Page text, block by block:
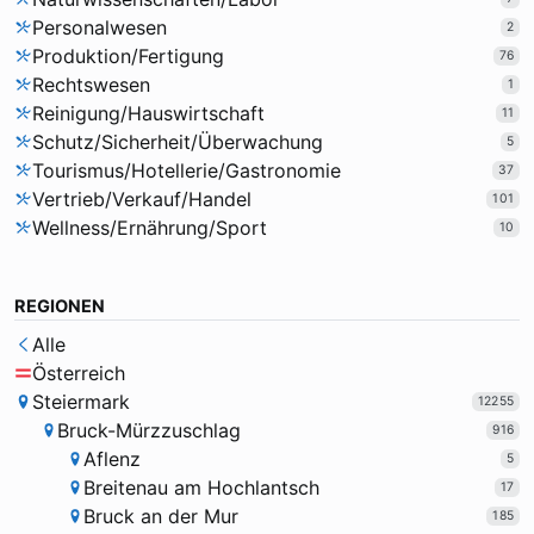
Personalwesen 2
Produktion/Fertigung 76
Rechtswesen 1
Reinigung/Hauswirtschaft 11
Schutz/Sicherheit/Überwachung 5
Tourismus/Hotellerie/Gastronomie 37
Vertrieb/Verkauf/Handel 101
Wellness/Ernährung/Sport 10
REGIONEN
Alle
Österreich
Steiermark
12255
Bruck-Mürzzuschlag 916
Aflenz 5
Breitenau am Hochlantsch 17
Bruck an der Mur 185